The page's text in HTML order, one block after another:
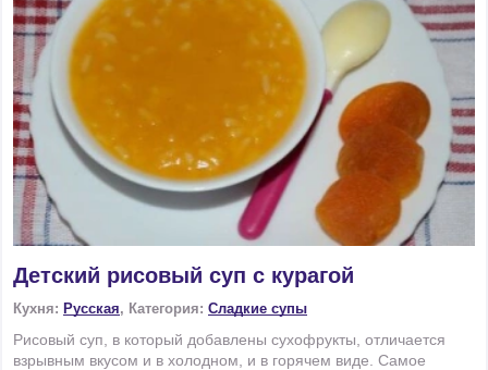
Детский рисовый суп с курагой
Кухня: Русская, Категория: Сладкие супы
Рисовый суп, в который добавлены сухофрукты, отличается
взрывным вкусом и в холодном, и в горячем виде. Самое